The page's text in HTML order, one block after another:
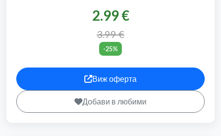
2.99 €
3.99 €
-25%
Виж оферта
Добави в любими